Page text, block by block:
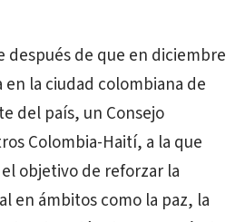
después de que en diciembre
en la ciudad colombiana de
del país, un Consejo
Colombia-Haití, a la que
objetivo de reforzar la
en ámbitos como la paz, la